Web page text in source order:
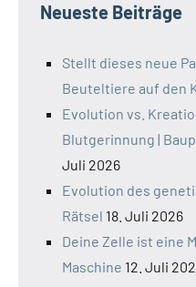
Neueste Beiträge
Stellt dieses neue
Beuteltiere auf den
Evolution vs.
Blutgerinnung |
Juli 2026
Evolution des
Rätsel 18. Juli 2026
Deine Zelle ist eine
Maschine 12. Juli